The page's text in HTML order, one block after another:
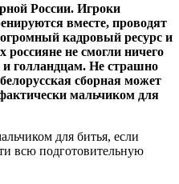
России. Игроки
вместе, проводят
кадровый ресурс и
не смогли ничего
и голландцам. Не страшно
сборная может
мальчиком для
для битья, если
всю подготовительную